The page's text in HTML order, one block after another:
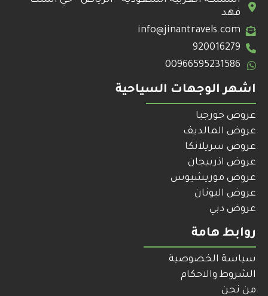
فهد
info@jinantravels.com
920016279
00966595231586
اشهر الوجهات السياحية
عروض جورجيا
عروض المالديف
عروض سريلانكا
عروض اذربيجان
عروض موريشيوس
عروض اليونان
عروض دبي
روابط هامة
سياسة الخصوصية
الشروط والاحكام
من نحن